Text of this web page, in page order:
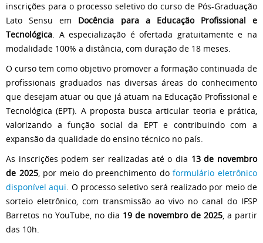
inscrições para o processo seletivo do curso de Pós-Graduação
Lato Sensu em Docência para a Educação Profissional e
Tecnológica. A especialização é ofertada gratuitamente e na
modalidade 100% a distância, com duração de 18 meses.
O curso tem como objetivo promover a formação continuada de
profissionais graduados nas diversas áreas do conhecimento
que desejam atuar ou que já atuam na Educação Profissional e
Tecnológica (EPT). A proposta busca articular teoria e prática,
valorizando a função social da EPT e contribuindo com a
expansão da qualidade do ensino técnico no país.
As inscrições podem ser realizadas até o dia 13 de novembro
de 2025, por meio do preenchimento doformulário eletrônico
disponível aqui. O processo seletivo será realizado por meio de
sorteio eletrônico, com transmissão ao vivo no canal do IFSP
Barretos no YouTube, no dia 19 de novembro de 2025, a partir
das 10h.